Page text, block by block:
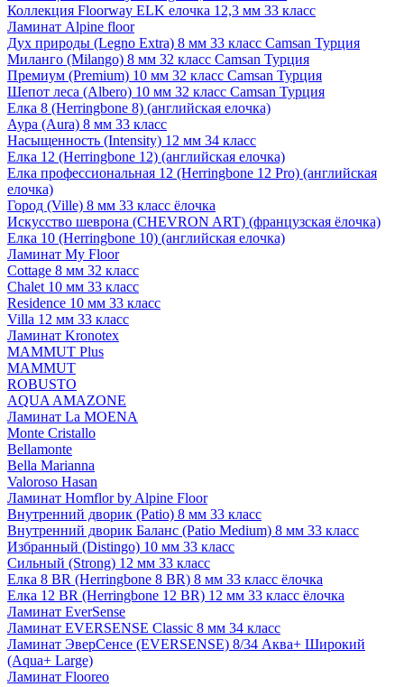
Коллекция Floorway ELK елочка 12,3 мм 33 класс
Ламинат Alpine floor
Дух природы (Legno Extra) 8 мм 33 класс Camsan Турция
Миланго (Milango) 8 мм 32 класс Camsan Турция
Премиум (Premium) 10 мм 32 класс Camsan Турция
Шепот леса (Albero) 10 мм 32 класс Camsan Турция
Елка 8 (Herringbone 8) (английская елочка)
Аура (Aura) 8 мм 33 класс
Насыщенность (Intensity) 12 мм 34 класс
Елка 12 (Herringbone 12) (английская елочка)
Елка профессиональная 12 (Herringbone 12 Pro) (английская
елочка)
Город (Ville) 8 мм 33 класс ёлочка
Искусство шеврона (CHEVRON ART) (французская ёлочка)
Елка 10 (Herringbone 10) (английская елочка)
Ламинат My Floor
Cottage 8 мм 32 класс
Chalet 10 мм 33 класс
Residence 10 мм 33 класс
Villa 12 мм 33 класс
Ламинат Kronotex
MAMMUT Plus
MAMMUT
ROBUSTO
AQUA AMAZONE
Ламинат La MOENA
Monte Cristallo
Bellamonte
Bella Marianna
Valoroso Hasan
Ламинат Homflor by Alpine Floor
Внутренний дворик (Patio) 8 мм 33 класс
Внутренний дворик Баланс (Patio Medium) 8 мм 33 класс
Избранный (Distingo) 10 мм 33 класс
Сильный (Strong) 12 мм 33 класс
Елка 8 BR (Herringbone 8 BR) 8 мм 33 класс ёлочка
Елка 12 BR (Herringbone 12 BR) 12 мм 33 класс ёлочка
Ламинат EverSense
Ламинат EVERSENSE Classic 8 мм 34 класс
Ламинат ЭверСенсе (EVERSENSE) 8/34 Аква+ Широкий
(Aqua+ Large)
Ламинат Flooreo